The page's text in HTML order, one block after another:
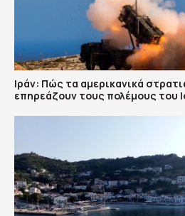
Ιράν: Πώς τα αμερικανικά
επηρεάζουν τους πολέμους του